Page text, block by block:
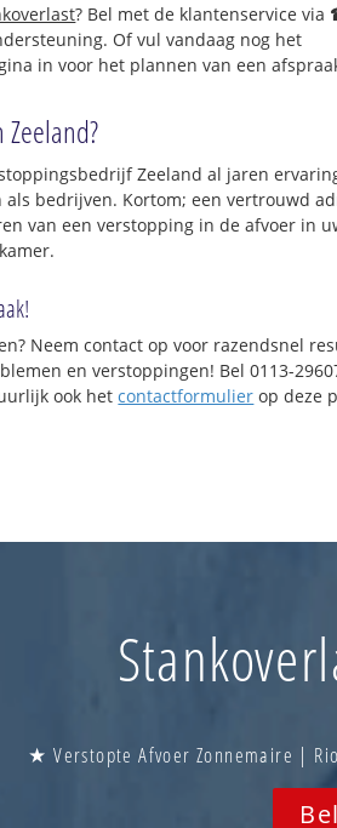
? Bel met de klantenservice via
Of vul vandaag nog het
in voor het plannen van een
Zeeland al jaren
bedrijven. Kortom; een vertrouwd
van een verstopping in de afvoer in
Neem contact op voor razendsnel
en verstoppingen! Bel 0113-
ook hetcontactformulier op deze
★ Verstopte Afvoer Zonnemaire |